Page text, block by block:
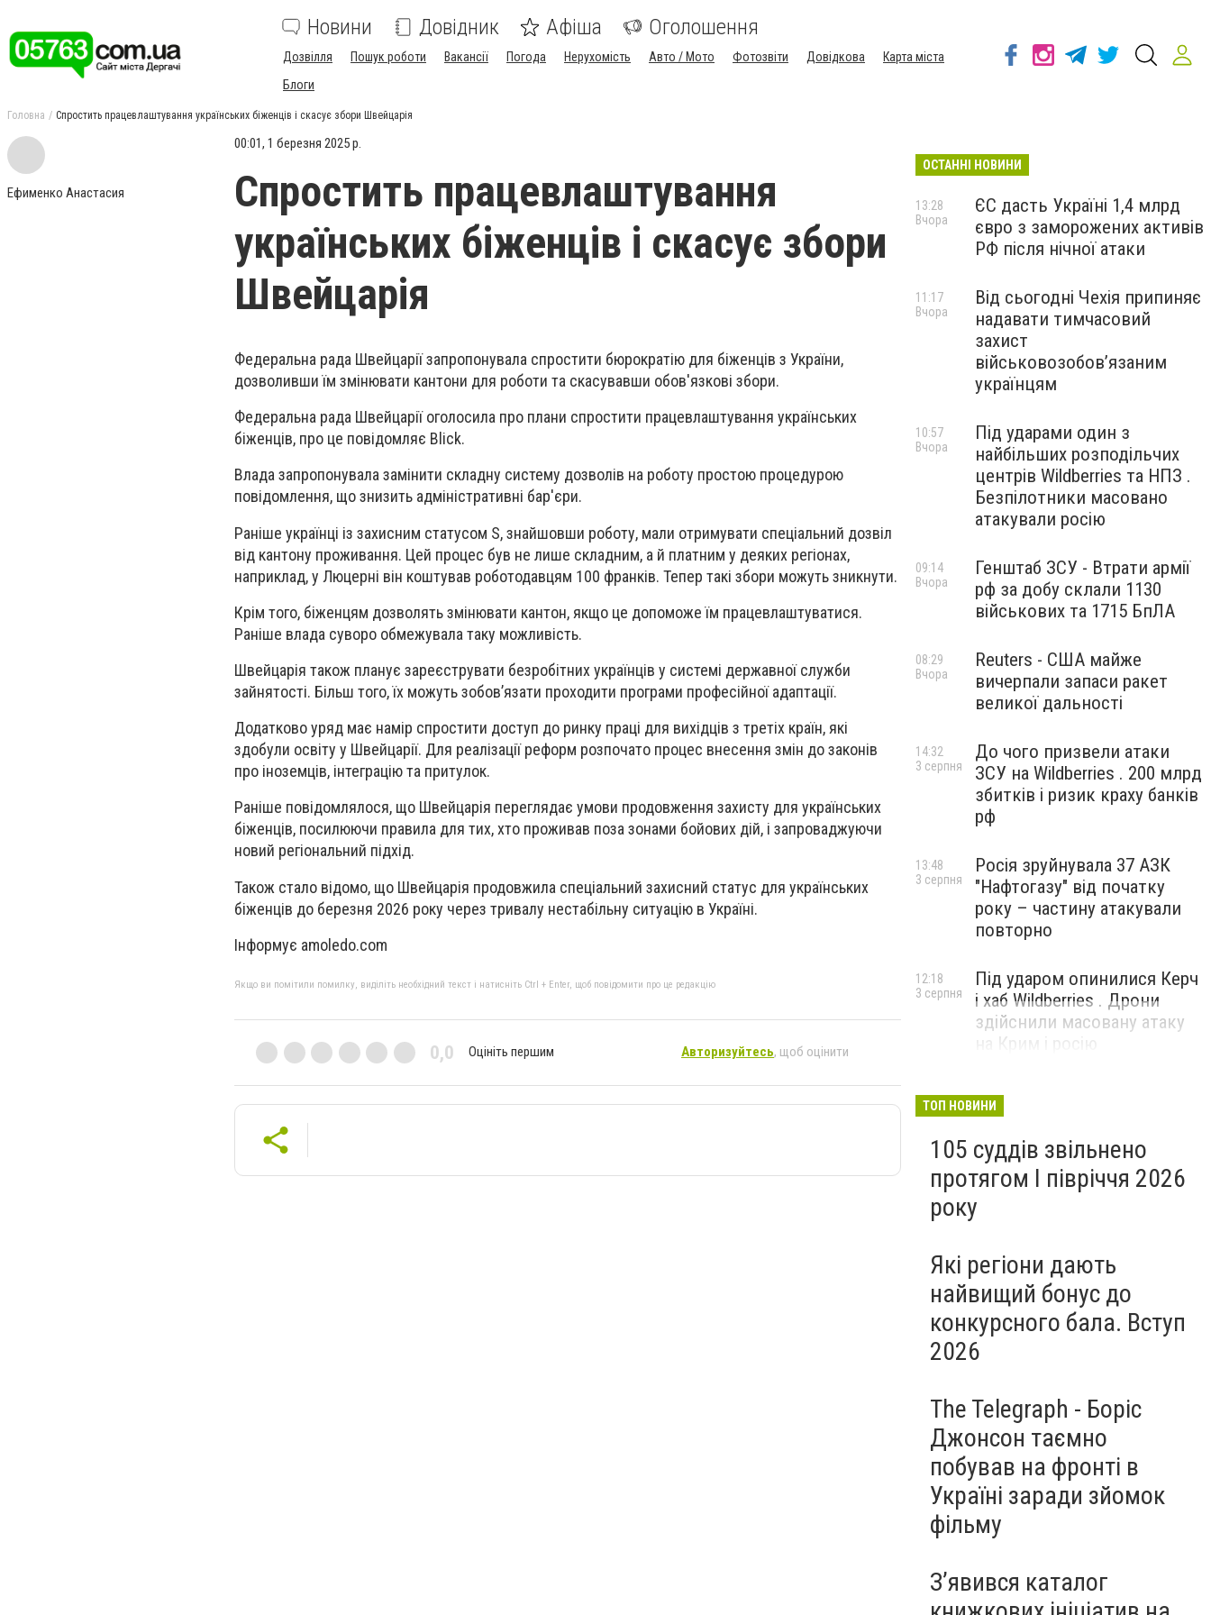
Новини Довідник Афіша Оголошення
Дозвілля Пошук роботи Вакансії Погода Нерухомість Авто / Мото Фотозвіти Довідкова
Карта міста
Блоги
Головна Спростить працевлаштування українських біженців і скасує збори Швейцарія
Ефименко Анастасия
00:01, 1 березня 2025 р.
Спростить працевлаштування
українських біженців і скасує збори
Швейцарія
Федеральна рада Швейцарії запропонувала спростити бюрократію для біженців з України,
дозволивши їм змінювати кантони для роботи та скасувавши обов'язкові збори.
Федеральна рада Швейцарії оголосила про плани спростити працевлаштування українських
біженців, про це повідомляє Blick.
Влада запропонувала замінити складну систему дозволів на роботу простою процедурою
повідомлення, що знизить адміністративні бар'єри.
Раніше українці із захисним статусом S, знайшовши роботу, мали отримувати спеціальний дозвіл
від кантону проживання. Цей процес був не лише складним, а й платним у деяких регіонах,
наприклад, у Люцерні він коштував роботодавцям 100 франків. Тепер такі збори можуть зникнути.
Крім того, біженцям дозволять змінювати кантон, якщо це допоможе їм працевлаштуватися.
Раніше влада суворо обмежувала таку можливість.
Швейцарія також планує зареєструвати безробітних українців у системі державної служби
зайнятості. Більш того, їх можуть зобов’язати проходити програми професійної адаптації.
Додатково уряд має намір спростити доступ до ринку праці для вихідців з третіх країн, які
здобули освіту у Швейцарії. Для реалізації реформ розпочато процес внесення змін до законів
про іноземців, інтеграцію та притулок.
Раніше повідомлялося, що Швейцарія переглядає умови продовження захисту для українських
біженців, посилюючи правила для тих, хто проживав поза зонами бойових дій, і запроваджуючи
новий регіональний підхід.
Також стало відомо, що Швейцарія продовжила спеціальний захисний статус для українських
біженців до березня 2026 року через тривалу нестабільну ситуацію в Україні.
Інформує amoledo.com
Якщо ви помітили помилку, виділіть необхідний текст і натисніть Ctrl + Enter, щоб повідомити про це редакцію
0,0 Оцініть першим Авторизуйтесь, щоб оцінити
ОСТАННІ НОВИНИ
ЄС дасть Україні 1,4 млрд
євро з заморожених активів
РФ після нічної атаки
13:28
Вчора
Від сьогодні Чехія припиняє
надавати тимчасовий
захист
військовозобов’язаним
українцям
11:17
Вчора
Під ударами один з
найбільших розподільчих
центрів Wildberries та НПЗ .
Безпілотники масовано
атакували росію
10:57
Вчора
Генштаб ЗСУ - Втрати армії
рф за добу склали 1130
військових та 1715 БпЛА
09:14
Вчора
Reuters - США майже
вичерпали запаси ракет
великої дальності
08:29
Вчора
До чого призвели атаки
ЗСУ на Wildberries . 200 млрд
збитків і ризик краху банків
рф
14:32
3 серпня
Росія зруйнувала 37 АЗК
"Нафтогазу" від початку
року – частину атакували
повторно
13:48
3 серпня
Під ударом опинилися Керч
і хаб Wildberries . Дрони
здійснили масовану атаку
на Крим і росію
12:18
3 серпня
ТОП НОВИНИ
105 суддів звільнено
протягом I півріччя 2026
року
Які регіони дають
найвищий бонус до
конкурсного бала. Вступ
2026
The Telegraph - Боріс
Джонсон таємно
побував на фронті в
Україні заради зйомок
фільму
З’явився каталог